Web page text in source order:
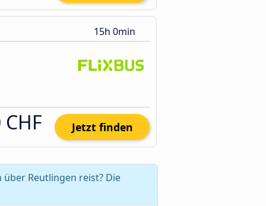
15h 0min
Jetzt finden
über Reutlingen reist? Die